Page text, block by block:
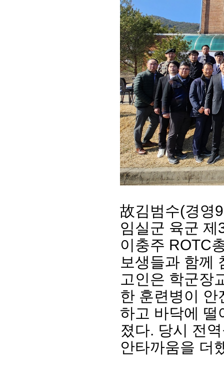
이사장 인사말
임원 현황
연혁·사업실적
역대 이사장
결산 공시
총동창
모교 소
지부·
언론에
동창회
포토뉴
영상갤
故김범수(경영
임실군 육군
이충주 ROTC
보생들과 함께
고인은 학군장
한 훈련병이
하고 바닥에 떨
졌다. 당시 전
안타까움을 더